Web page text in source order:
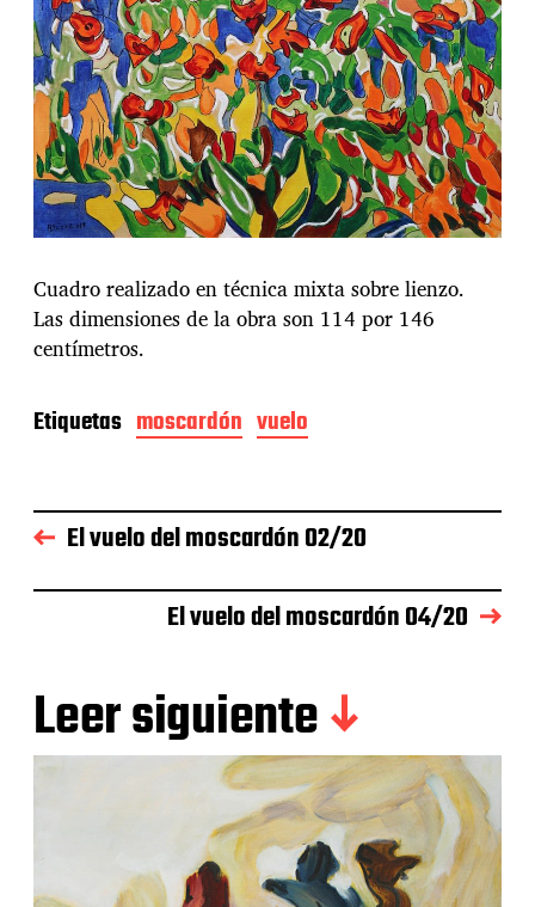
Cuadro realizado en técnica mixta sobre lienzo.
Las dimensiones de la obra son 114 por 146
centímetros.
Etiquetas moscardón vuelo
El vuelo del moscardón 02/20
El vuelo del moscardón 04/20
Leer siguiente